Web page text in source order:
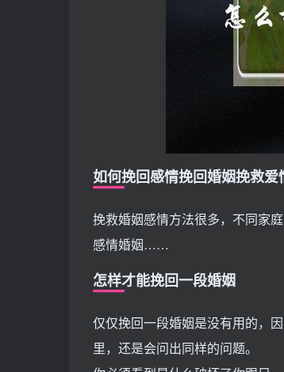
如何挽回感情挽回婚姻挽救爱
挽救婚姻感情方法很多，不同家
感情婚姻……
怎样才能挽回一段婚姻
仅仅挽回一段婚姻是没有用的，
里，还是会问出同样的问题。